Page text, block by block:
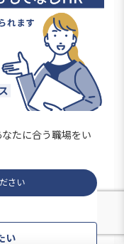
たに合う職場をい
さい
い